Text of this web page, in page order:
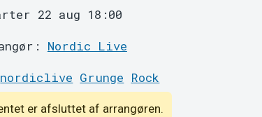
22 aug 18:00
Nordic Live
nordiclive Grunge Rock
er afsluttet af arrangøren.